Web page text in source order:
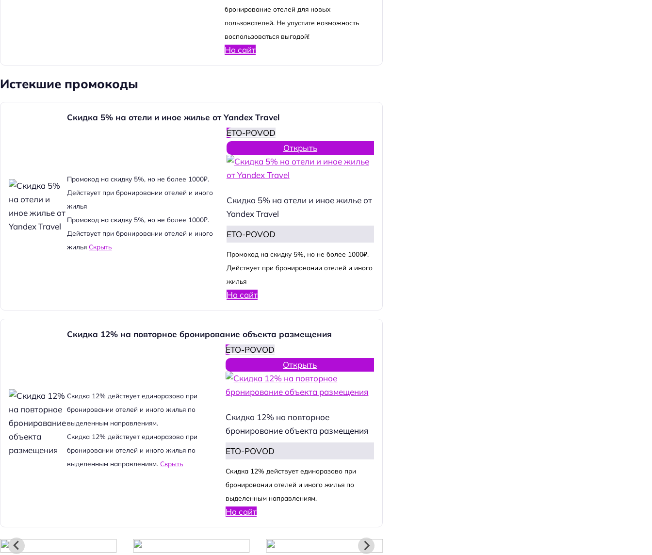
бронирование отелей для новых
пользователей. Не упустите возможность
воспользоваться выгодой!
На сайт
Истекшие промокоды
Скидка 5% на отели и иное жилье от Yandex Travel
Промокод на скидку 5%, но не более 1000₽.
Действует при бронировании отелей и иного
жилья
Промокод на скидку 5%, но не более 1000₽.
Действует при бронировании отелей и иного
жильяСкрыть
ETO-POVOD
Открыть
Скидка 5% на отели и иное жилье от
Yandex Travel
ETO-POVOD
Промокод на скидку 5%, но не более 1000₽.
Действует при бронировании отелей и иного
жилья
На сайт
Скидка 12% на повторное бронирование объекта размещения
Cкидка 12% действует единоразово при
бронировании отелей и иного жилья по
выделенным направлениям.
Cкидка 12% действует единоразово при
бронировании отелей и иного жилья по
выделенным направлениям.Скрыть
ETO-POVOD
Открыть
Скидка 12% на повторное
бронирование объекта размещения
ETO-POVOD
Cкидка 12% действует единоразово при
бронировании отелей и иного жилья по
выделенным направлениям.
На сайт